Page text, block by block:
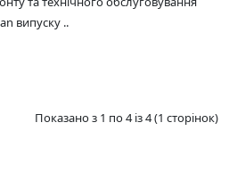
випуску ..
Показано з 1 по 4 із 4 (1 сторінок)